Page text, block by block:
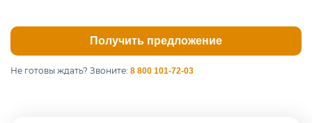
Не готовы ждать? Звоните: 8 800 101-72-03